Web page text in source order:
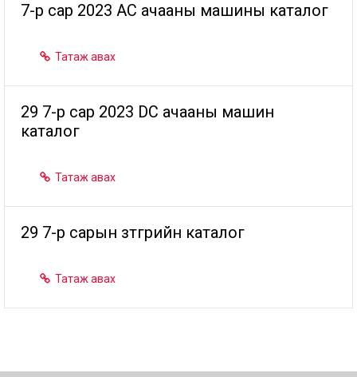
7-р сар 2023 АС ачааны машины каталог
 Татаж авах
29 7-р сар 2023 DC ачааны машин
каталог
 Татаж авах
29 7-р сарын зүтгүүрийн каталог
 Татаж авах